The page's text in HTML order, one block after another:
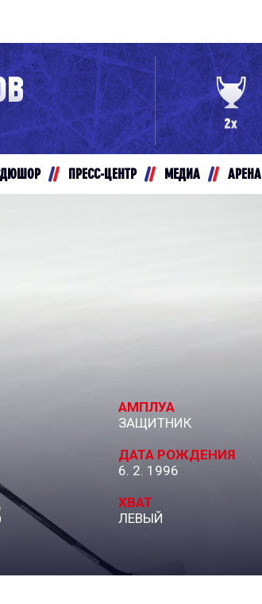
«Восток»
Югры
Ястребы
Лисы
76
Cнайперы
ПРЕСС-ЦЕНТР МЕДИА АРЕНА
АМПЛУА
ЗАЩИТНИК
ДАТА РОЖДЕНИЯ
6. 2. 1996
ХВАТ
ЛЕВЫЙ